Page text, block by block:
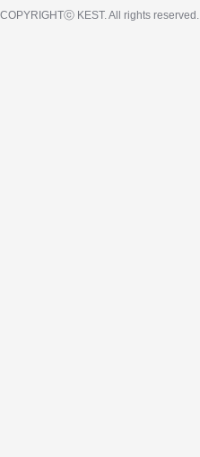
COPYRIGHTⓒ KEST. All rights reserved.